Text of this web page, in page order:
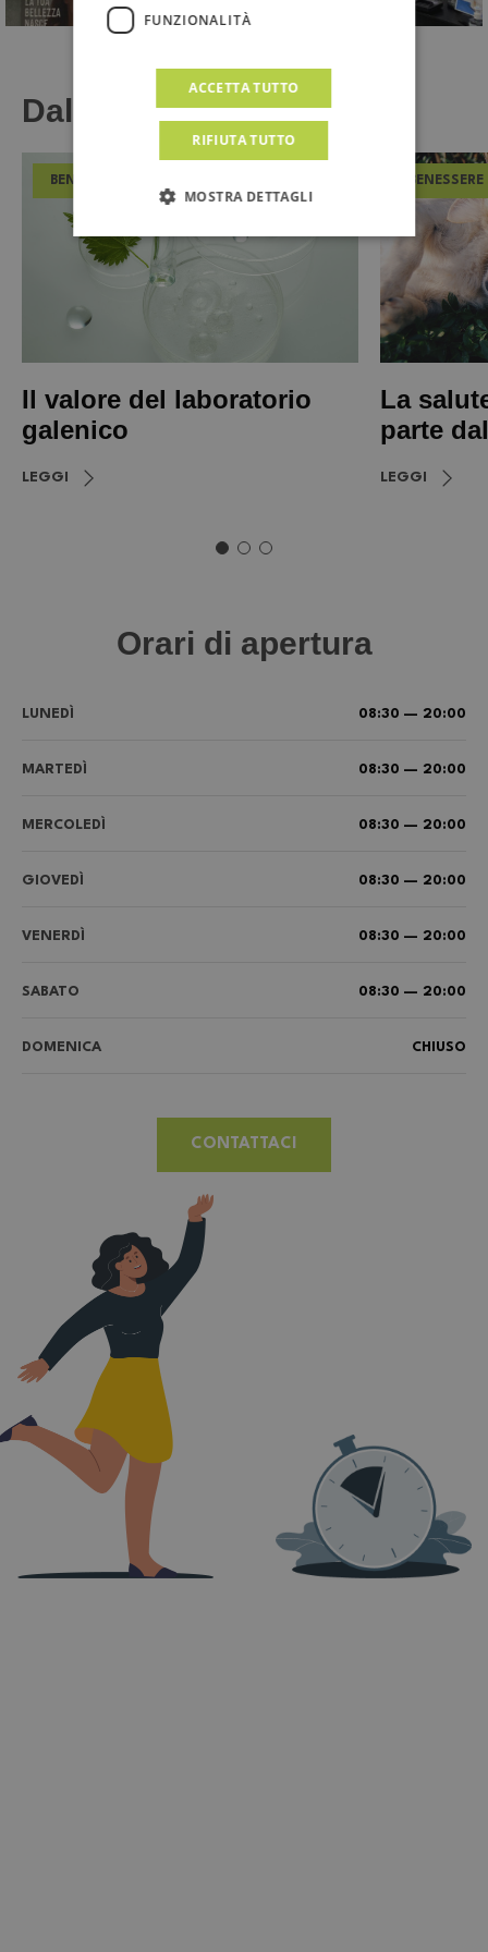
Dal Magazine
BENESSERE
Il valore del laboratorio
galenico
LEGGI
BENESSERE
La
parte
LEGGI
Orari di apertura
LUNEDÌ 08:30 — 20:00
MARTEDÌ 08:30 — 20:00
MERCOLEDÌ 08:30 — 20:00
GIOVEDÌ 08:30 — 20:00
VENERDÌ 08:30 — 20:00
SABATO 08:30 — 20:00
DOMENICA CHIUSO
CONTATTACI
FUNZIONALITÀ
ACCETTA TUTTO
RIFIUTA TUTTO
MOSTRA DETTAGLI